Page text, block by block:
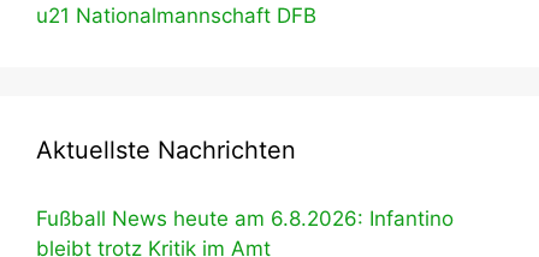
u21 Nationalmannschaft DFB
Aktuellste Nachrichten
Fußball News heute am 6.8.2026: Infantino
bleibt trotz Kritik im Amt